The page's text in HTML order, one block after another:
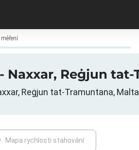
měření
Naxxar, Reġjun
Reġjun tat-Tramuntana, Malta
Mapa rychlosti stahování